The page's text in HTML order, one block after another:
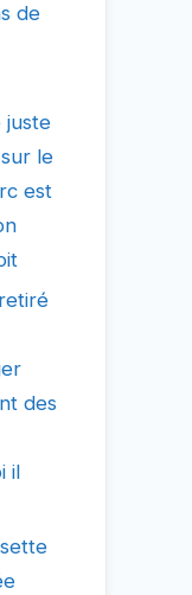
de
juste
le
est
des
il